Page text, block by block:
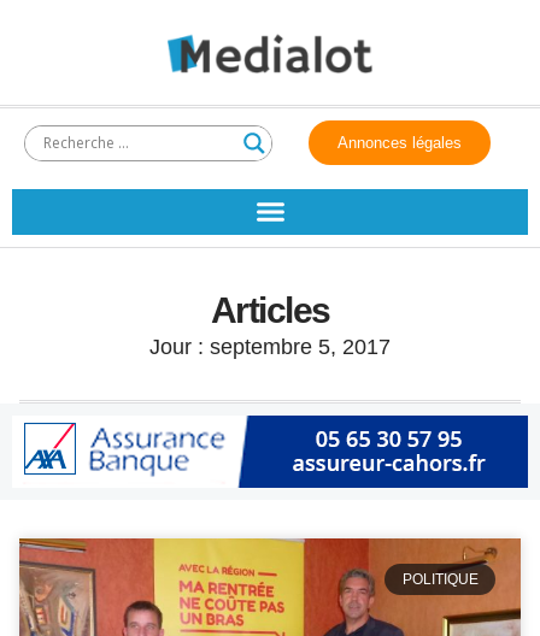
Annonces légales
Articles
Jour : septembre 5, 2017
POLITIQUE